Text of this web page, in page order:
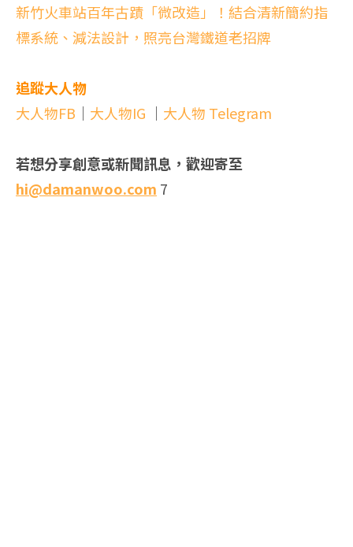
新竹火車站百年古蹟「微改造」！結合清新簡約指
標系統、減法設計，照亮台灣鐵道老招牌
追蹤大人物
大人物FB ｜ 大人物IG ｜ 大人物 Telegram
若想分享創意或新聞訊息，歡迎寄至
hi@damanwoo.com 7